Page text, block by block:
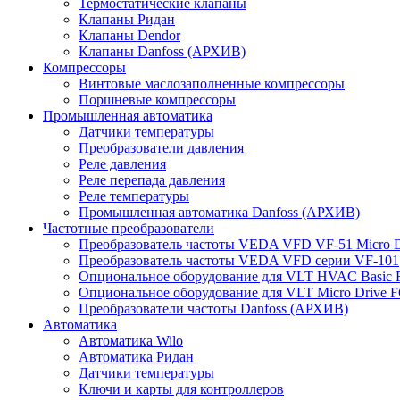
Термостатические клапаны
Клапаны Ридан
Клапаны Dendor
Клапаны Danfoss (АРХИВ)
Компрессоры
Винтовые маслозаполненные компрессоры
Поршневые компрессоры
Промышленная автоматика
Датчики температуры
Преобразователи давления
Реле давления
Реле перепада давления
Реле температуры
Промышленная автоматика Danfoss (АРХИВ)
Частотные преобразователи
Преобразователь частоты VEDA VFD VF-51 Micro
Преобразователь частоты VEDA VFD серии VF-101
Опциональное оборудование для VLT HVAC Basic
Опциональное оборудование для VLT Micro Drive
Преобразователи частоты Danfoss (АРХИВ)
Автоматика
Автоматика Wilo
Автоматика Ридан
Датчики температуры
Ключи и карты для контроллеров